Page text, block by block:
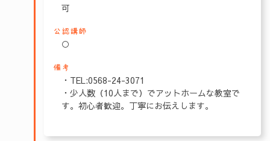
可
公認講師
○
備考
・TEL:0568-24-3071
・少人数（10人まで）でアットホームな教室で
す。初心者歓迎。丁寧にお伝えします。